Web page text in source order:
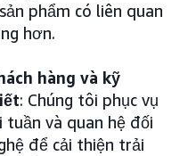
phẩm có liên quan
hơn.
hàng và kỹ
: Chúng tôi phục vụ
tuần và quan hệ đối
để cải thiện trải